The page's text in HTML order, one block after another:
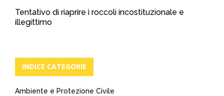
Tentativo di riaprire i roccoli incostituzionale e
illegittimo
INDICE CATEGORIE
Ambiente e Protezione Civile